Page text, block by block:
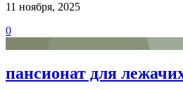
11 ноября, 2025
0
пансионат для